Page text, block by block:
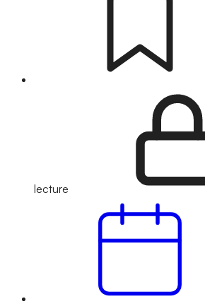
lecture